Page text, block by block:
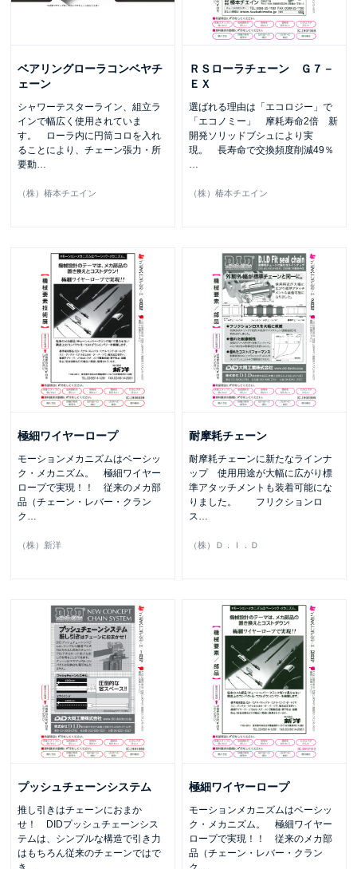
ベアリングローラコンベヤチ
ェーン
シャワーテスターライン、組立ラ
インで幅広く使用されていま
す。 ローラ内に円筒コロを入れ
ることにより、チェーン張力・所
要動…
（株）椿本チエイン
ＲＳローラチェーン Ｇ７－
ＥＸ
選ばれる理由は「エコロジー」で
「エコノミー」 摩耗寿命2倍 新
開発ソリッドブシュにより実
現。 長寿命で交換頻度削減49％
…
（株）椿本チエイン
極細ワイヤーロープ
モーションメカニズムはベーシッ
ク・メカニズム。 極細ワイヤー
ロープで実現！！ 従来のメカ部
品（チェーン・レバー・クラン
ク
（株）新洋
耐摩耗チェーン
耐摩耗チェーンに新たなラインナ
ップ 使用用途が大幅に広がり標
準アタッチメントも装着可能にな
りました。 フリクションロ
ス
（株）Ｄ．Ｉ．Ｄ
プッシュチェーンシステム
推し引きはチェーンにおまか
せ！ DIDプッシュチェーンシス
テムは、シンプルな構造で引き力
はもちろん従来のチェーンではで
極細ワイヤーロープ
モーションメカニズムはベーシッ
ク・メカニズム。 極細ワイヤー
ロープで実現！！ 従来のメカ部
品（チェーン・レバー・クラン